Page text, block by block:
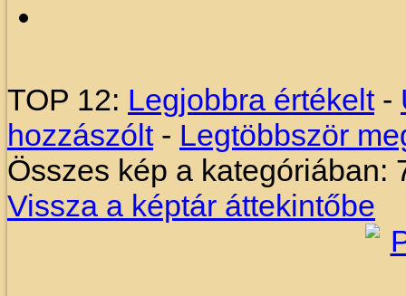
TOP 12: Legjobbra értékelt-
hozzászólt- Legtöbbször
Összes kép a kategóriában:
Vissza a képtár áttekintőbe